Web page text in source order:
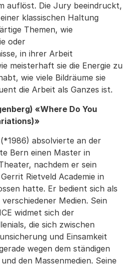
auflöst. Die Jury beeindruckt,
klassischen Haltung
Themen, wie
oder
in ihrer Arbeit
meisterhaft sie die Energie zu
wie viele Bildräume sie
die Arbeit als Ganzes ist.
«Where Do You
absolvierte an der
Bern einen Master in
nachdem er sein
Rietveld Academie in
hatte. Er bedient sich als
Medien. Sein
widmet sich der
die sich zwischen
und Einsamkeit
wegen dem ständigen
den Massenmedien. Seine